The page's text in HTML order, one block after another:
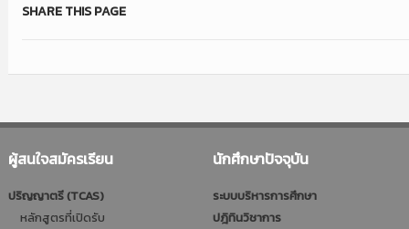
SHARE THIS PAGE
ผู้สนใจสมัครเรียน
ปริญญาตรี (TCAS)
หลักสูตรที่เปิดรับ
นักศึกษาปัจจุบัน
ระบบบริหารการศึกษา
ปฎิทินวิชาการ